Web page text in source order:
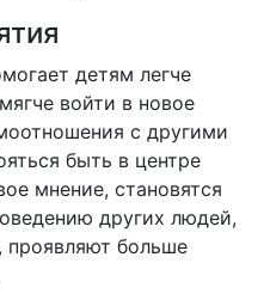
детям легче
войти в новое
с другими
быть в центре
мнение, становятся
других людей,
проявляют больше